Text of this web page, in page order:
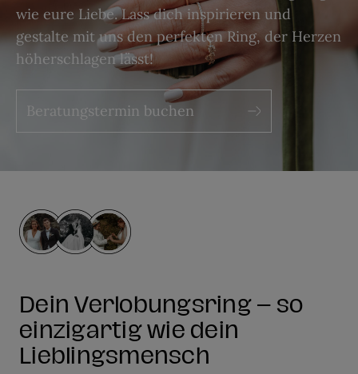
wie eure Liebe. Lass dich inspirieren und
gestalte mit uns den perfekten Ring, der Herzen
höherschlagen lässt!
Beratungstermin buchen
Dein Verlobungsring – so
einzigartig wie dein
Lieblingsmensch